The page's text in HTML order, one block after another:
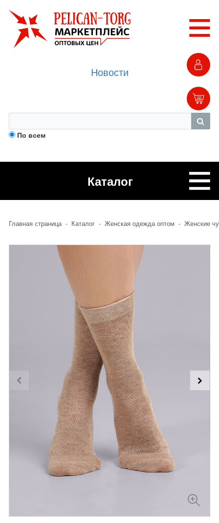
По всем
Новости
Каталог
Главная страница - Каталог - Женская одежда оптом - Женские